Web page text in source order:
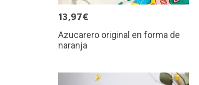
13,97€
Azucarero original en forma de
naranja